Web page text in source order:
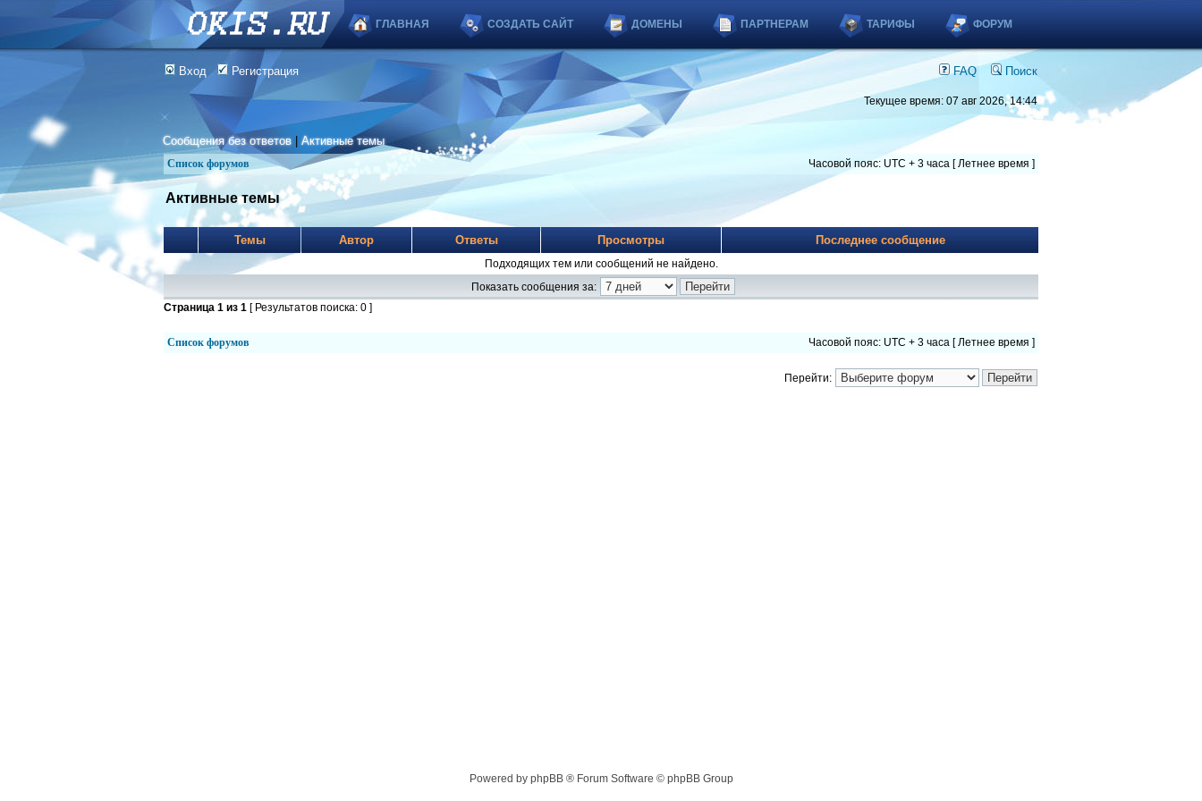
ГЛАВНАЯ СОЗДАТЬ САЙТ ДОМЕНЫ ПАРТНЕРАМ ТАРИФЫ ФОРУМ
Вход Регистрация FAQ Поиск
Текущее время: 07 авг 2026, 14:44
Сообщения без ответов |Активные темы
Список форумов Часовой пояс: UTC + 3 часа [ Летнее время ]
Активные темы
Темы Автор Ответы Просмотры Последнее сообщение
Подходящих тем или сообщений не найдено.
Показать сообщения за:
Страница 1 из 1 [ Результатов поиска: 0 ]
Список форумов Часовой пояс: UTC + 3 часа [ Летнее время ]
Перейти:
Powered by phpBB ® Forum Software © phpBB Group